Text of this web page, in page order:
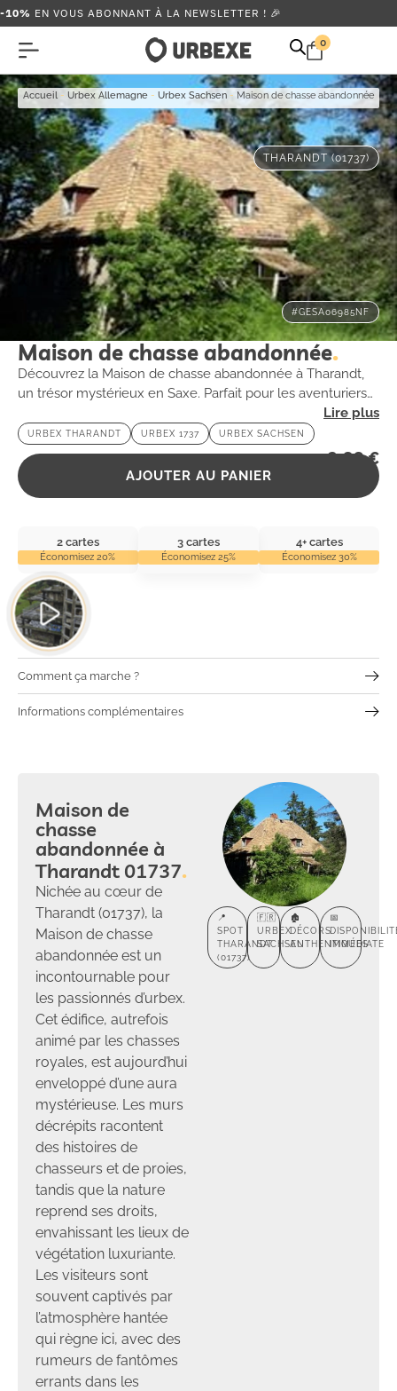
-10% EN VOUS ABONNANT À LA NEWSLETTER ! 🎉
0
Accueil - Urbex Allemagne - Urbex Sachsen - Maison de chasse abandonnée
THARANDT (01737)
#GESA06985NF
Maison de chasse abandonnée
Découvrez la Maison de chasse abandonnée à Tharandt,
un trésor mystérieux en Saxe. Parfait pour les aventuriers
urbex à la recherche de frissons et d’histoires hantées.
URBEX THARANDT URBEX 1737 URBEX SACHSEN
2,99€
AJOUTER AU PANIER
2 cartes
Économisez 20%
3 cartes
Économisez 25%
4+ cartes
Économisez 30%
Comment ça marche ?
Informations complémentaires
Maison de
chasse
abandonnée à
Tharandt 01737
Nichée au cœur de
Tharandt (01737), la
Maison de chasse
abandonnée est un
incontournable pour
les passionnés d’urbex.
Cet édifice, autrefois
animé par les chasses
royales, est aujourd’hui
enveloppé d’une aura
mystérieuse. Les murs
décrépits racontent
des histoires de
chasseurs et de proies,
tandis que la nature
reprend ses droits,
envahissant les lieux de
végétation luxuriante.
Les visiteurs sont
souvent captivés par
l’atmosphère hantée
qui règne ici, avec des
rumeurs de fantômes
errants dans les
📍
SPOT
THARANDT
(01737)
🇫🇷
URBEX
SACHSEN
🏚️
DÉCORS
AUTHENTIQUES
📅
IMMÉDIATE